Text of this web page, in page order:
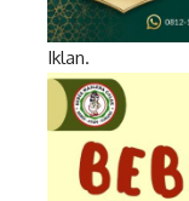
Iklan.